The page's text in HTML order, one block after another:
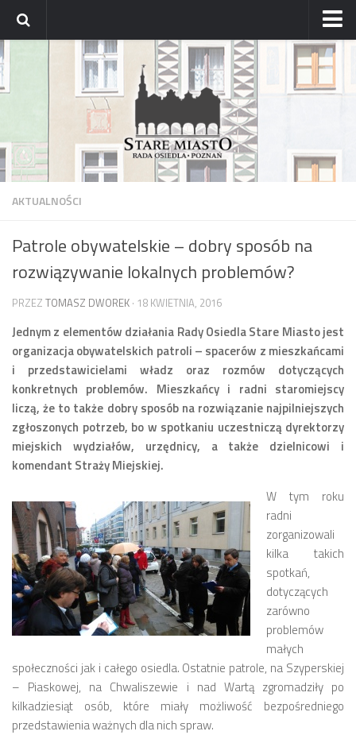
Strona główna
Archiwum aktualności
Archiwum bloga
Osiedle
Mapa osiedla
Dzielnicowi Starego Miasta
Urzędy
ZDM – awarie
Rada
Radni
Zarząd
Prezydium
Komisje i koordynatorzy
Dyżury
Biuletyn
numer 6(16)/2022
numer 4-5(14-15)/2021
numer 2-3(12-13)/2020
numer 1(11)/2020
numer 1-2(9)/2019
numer 1(8)/2018
numer 2(7)/2017
AKTUALNOŚCI
Patrole obywatelskie – dobry sposób na
rozwiązywanie lokalnych problemów?
PRZEZ TOMASZ DWOREK · 18 KWIETNIA, 2016
Jednym z elementów działania Rady Osiedla Stare Miasto jest
organizacja obywatelskich patroli – spacerów z mieszkańcami
i przedstawicielami władz oraz rozmów dotyczących
konkretnych problemów. Mieszkańcy i radni staromiejscy
liczą, że to także dobry sposób na rozwiązanie najpilniejszych
zgłoszonych potrzeb, bo w spotkaniu uczestniczą dyrektorzy
miejskich wydziałów, urzędnicy, a także dzielnicowi i
komendant Straży Miejskiej.
W tym roku
radni
zorganizowali
kilka takich
spotkań,
dotyczących
zarówno
problemów
małych
społeczności jak i całego osiedla. Ostatnie patrole, na Szyperskiej
– Piaskowej, na Chwaliszewie i nad Wartą zgromadziły po
kilkadziesiąt osób, które miały możliwość bezpośredniego
przedstawienia ważnych dla nich spraw.